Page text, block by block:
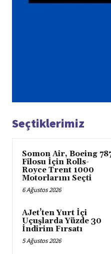
Seçtiklerimiz
Somon Air, Boeing
Filosu İçin Rolls-
Royce Trent 1000
Motorlarını Seçti
6 Ağustos 2026
AJet’ten Yurt İçi
Uçuşlarda Yüzde 30
İndirim Fırsatı
5 Ağustos 2026